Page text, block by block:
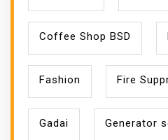
Coffee Shop BSD
Fashion Fire
Gadai Generator